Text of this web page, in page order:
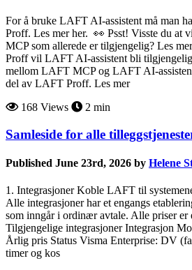
For å bruke LAFT AI-assistent må man
Proff. Les mer her. 👀 Psst! Visste du at
MCP som allerede er tilgjengelig? Les
Proff vil LAFT AI-assistent bli
mellom LAFT MCP og LAFT AI-
del av LAFT Proff. Les mer
168 Views
2 min
Samleside for alle
Published June 23rd, 2026 by Helene
1. Integrasjoner Koble LAFT til
Alle integrasjoner har et engangs
som inngår i ordinær avtale. Alle priser er
Tilgjengelige integrasjoner Integrasjon
Årlig pris Status Visma Enterprise: DV
timer og kos